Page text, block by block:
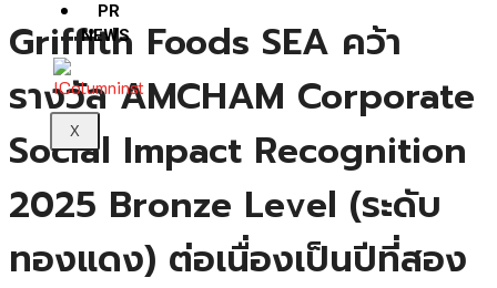
PR
NEWS
X
Griffith Foods SEA คว้า
รางวัล AMCHAM Corporate
Social Impact Recognition
2025 Bronze Level (ระดับ
ทองแดง) ต่อเนื่องเป็นปีที่สอง